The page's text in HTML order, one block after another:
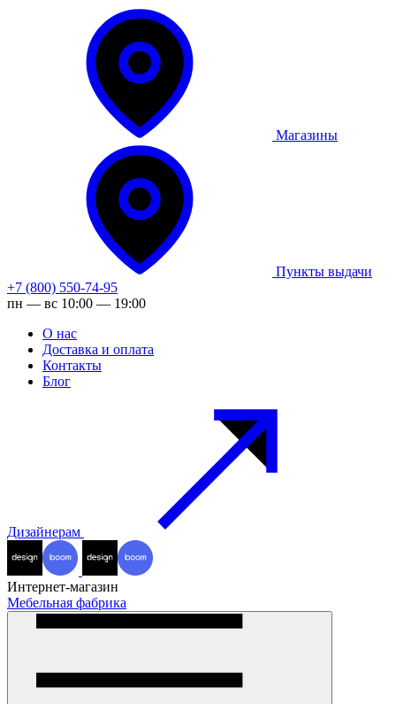
Магазины
Пункты выдачи
+7 (800) 550-74-95
пн — вс 10:00 — 19:00
О нас
Доставка и оплата
Контакты
Блог
Дизайнерам
Интернет-магазин
Мебельная фабрика